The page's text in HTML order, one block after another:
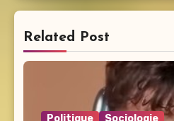
Related Post
Politique Sociologie